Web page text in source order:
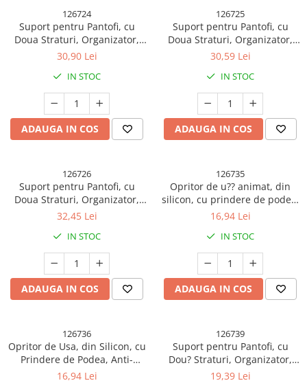
126724
Suport pentru Pantofi, cu
Doua Straturi, Organizator,
Antiderapant ?i Durabil,
30,90 Lei
IN STOC
ADAUGA IN COS
126725
Suport pentru Pantofi, cu
Doua Straturi, Organizator,
Antiderapant ?i Durabil,
30,59 Lei
IN STOC
ADAUGA IN COS
126726
Suport pentru Pantofi, cu
Doua Straturi, Organizator,
Antiderapant ?i Durabil,
32,45 Lei
IN STOC
ADAUGA IN COS
126735
Opritor de u?? animat, din
silicon, cu prindere de podea,
anti-coliziune, 5.5 x 5.5 x
16,94 Lei
IN STOC
ADAUGA IN COS
126736
Opritor de Usa, din Silicon, cu
Prindere de Podea, Anti-
Coliziune, 5.5 x 5.5 x 5.5cm,
16,94 Lei
126739
Suport pentru Pantofi, cu
Dou? Straturi, Organizator,
Antiderapant ?i Durabil, In?l?
19,39 Lei